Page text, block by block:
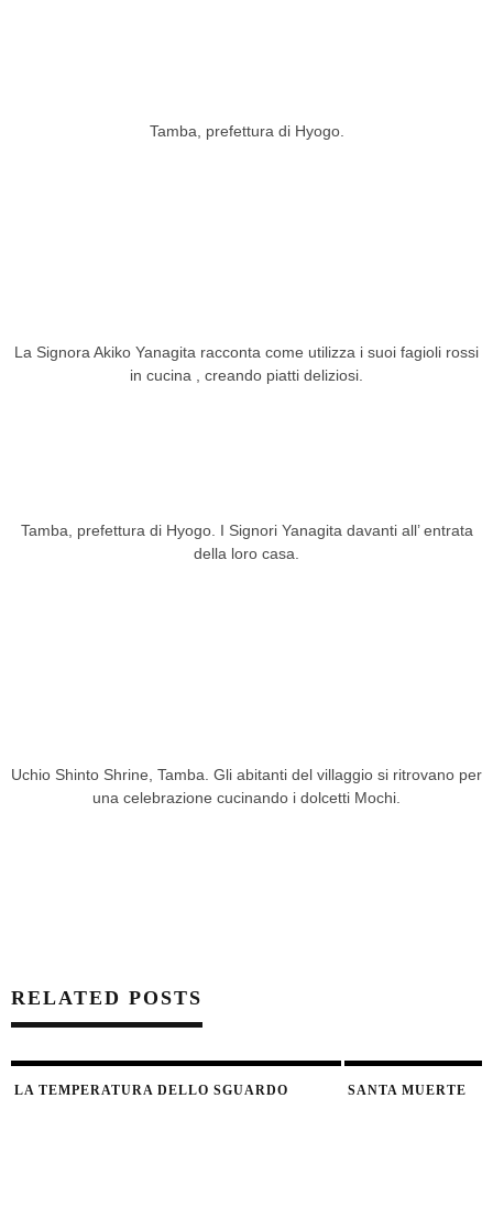
Tamba, prefettura di Hyogo.
La Signora Akiko Yanagita racconta come utilizza i suoi fagioli rossi
in cucina , creando piatti deliziosi.
Tamba, prefettura di Hyogo. I Signori Yanagita davanti all’ entrata
della loro casa.
Uchio Shinto Shrine, Tamba. Gli abitanti del villaggio si ritrovano per
una celebrazione cucinando i dolcetti Mochi.
RELATED POSTS
LA TEMPERATURA DELLO SGUARDO SANTA MUERTE